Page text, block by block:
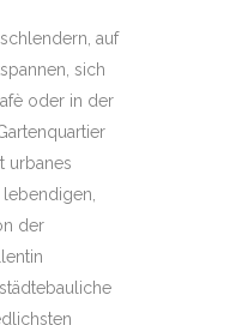
auf
sich
oder in der
urbanes
der